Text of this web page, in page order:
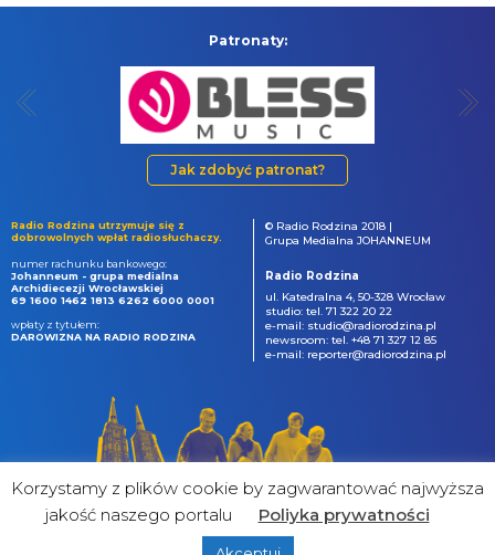
Patronaty:
Jak zdobyć patronat?
Radio Rodzina utrzymuje się z
dobrowolnych wpłat radiosłuchaczy.
numer rachunku bankowego:
Johanneum - grupa medialna
Archidiecezji Wrocławskiej
69 1600 1462 1813 6262 6000 0001
wpłaty z tytułem:
DAROWIZNA NA RADIO RODZINA
© Radio Rodzina 2018 |
Grupa Medialna JOHANNEUM
Radio Rodzina
ul. Katedralna 4, 50-328 Wrocław
studio: tel. 71 322 20 22
e-mail: studio@radiorodzina.pl
newsroom: tel. +48 71 327 12 85
e-mail: reporter@radiorodzina.pl
Korzystamy z plików cookie by zagwarantować najwyższa
jakość naszego portalu
Poliyka prywatności